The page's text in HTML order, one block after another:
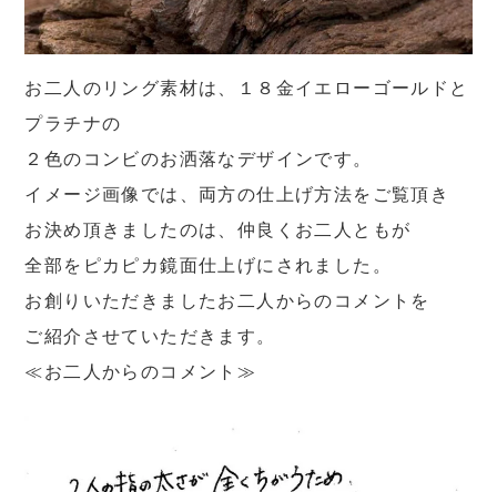
お二人のリング素材は、１８金イエローゴールドと
プラチナの
２色のコンビのお洒落なデザインです。
イメージ画像では、両方の仕上げ方法をご覧頂き
お決め頂きましたのは、仲良くお二人ともが
全部をピカピカ鏡面仕上げにされました。
お創りいただきましたお二人からのコメントを
ご紹介させていただきます。
≪お二人からのコメント≫